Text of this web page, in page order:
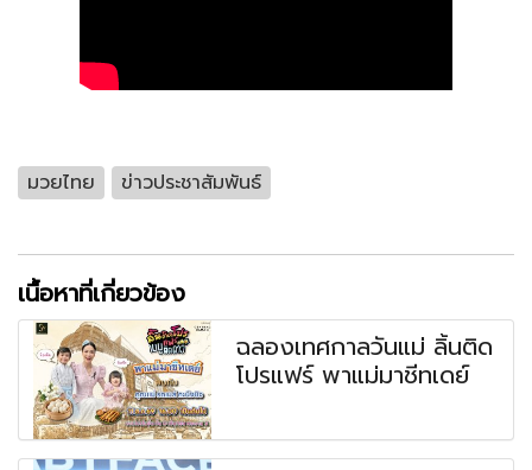
มวยไทย ข่าวประชาสัมพันธ์
เนื้อหาที่เกี่ยวข้อง
ฉลองเทศกาลวันแม่ ลิ้นติด
โปรแฟร์ พาแม่มาชีทเดย์